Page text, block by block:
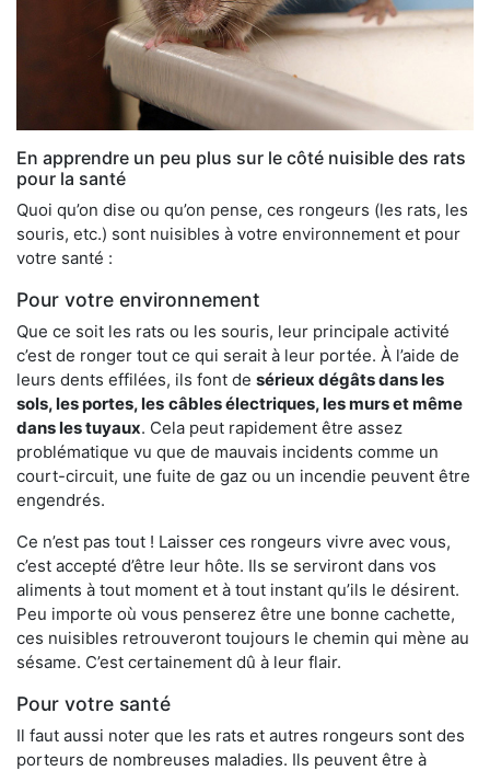
En apprendre un peu plus sur le côté nuisible des rats
pour la santé
Quoi qu’on dise ou qu’on pense, ces rongeurs (les rats, les
souris, etc.) sont nuisibles à votre environnement et pour
votre santé :
Pour votre environnement
Que ce soit les rats ou les souris, leur principale activité
c’est de ronger tout ce qui serait à leur portée. À l’aide de
leurs dents effilées, ils font de sérieux dégâts dans les
sols, les portes, les câbles électriques, les murs et même
dans les tuyaux. Cela peut rapidement être assez
problématique vu que de mauvais incidents comme un
court-circuit, une fuite de gaz ou un incendie peuvent être
engendrés.
Ce n’est pas tout ! Laisser ces rongeurs vivre avec vous,
c’est accepté d’être leur hôte. Ils se serviront dans vos
aliments à tout moment et à tout instant qu’ils le désirent.
Peu importe où vous penserez être une bonne cachette,
ces nuisibles retrouveront toujours le chemin qui mène au
sésame. C’est certainement dû à leur flair.
Pour votre santé
Il faut aussi noter que les rats et autres rongeurs sont des
porteurs de nombreuses maladies. Ils peuvent être à